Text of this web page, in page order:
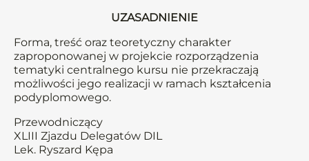
UZASADNIENIE
Forma, treść oraz teoretyczny charakter
zaproponowanej w projekcie rozporządzenia
tematyki centralnego kursu nie przekraczają
możliwości jego realizacji w ramach kształcenia
podyplomowego.
Przewodniczący
XLIII Zjazdu Delegatów DIL
Lek. Ryszard Kępa